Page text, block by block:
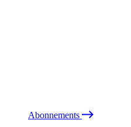
Abonnements